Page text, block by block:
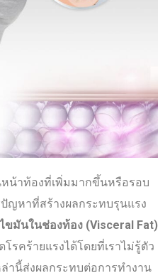
น้าท้องที่เพิ่มมากขึ้นหรือรอบ
ญหาที่สร้างผลกระทบรุนแรง
ไขมันในช่องท้อง (Visceral Fat)
โรคร้ายแรงได้โดยที่เราไม่รู้ตัว
านี้ส่งผลกระทบต่อการทำงาน